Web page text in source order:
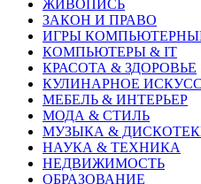
ЖИВОПИСЬ
ЗАКОН И ПРАВО
ИГРЫ
КОМПЬЮТЕРЫ & IT
КРАСОТА & ЗДОРОВЬЕ
КУЛИНАРНОЕ
МЕБЕЛЬ & ИНТЕРЬЕР
МОДА & СТИЛЬ
МУЗЫКА &
НАУКА & ТЕХНИКА
НЕДВИЖИМОСТЬ
ОБРАЗОВАНИЕ